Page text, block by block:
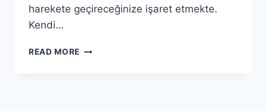
harekete geçireceğinize işaret etmekte.
Kendi…
READ MORE 8